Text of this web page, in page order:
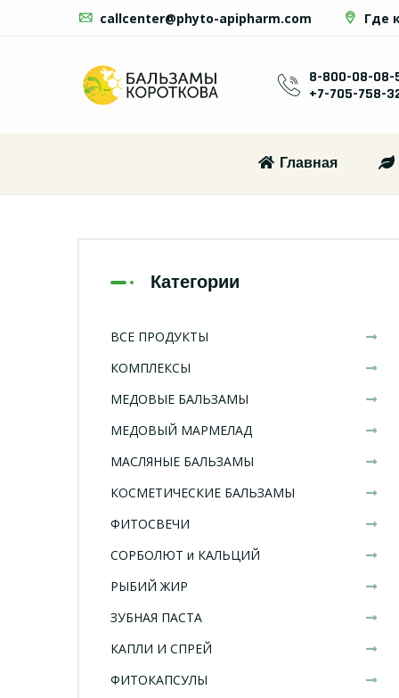
callcenter@phyto-apipharm.com Где
8-800-08-08-
+7-705-758-
Главная
Категории
ВСЕ ПРОДУКТЫ
КОМПЛЕКСЫ
МЕДОВЫЕ БАЛЬЗАМЫ
МЕДОВЫЙ МАРМЕЛАД
МАСЛЯНЫЕ БАЛЬЗАМЫ
КОСМЕТИЧЕСКИЕ БАЛЬЗАМЫ
ФИТОСВЕЧИ
СОРБОЛЮТ и КАЛЬЦИЙ
РЫБИЙ ЖИР
ЗУБНАЯ ПАСТА
КАПЛИ И СПРЕЙ
ФИТОКАПСУЛЫ